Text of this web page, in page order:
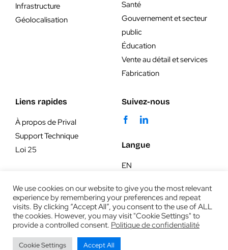
Infrastructure
Géolocalisation
Santé
Gouvernement et secteur
public
Éducation
Vente au détail et services
Fabrication
Liens rapides
À propos de Prival
Support Technique
Loi 25
Suivez-nous
Langue
EN
rights reserved
We use cookies on our website to give you the most relevant
experience by remembering your preferences and repeat
visits. By clicking “Accept All”, you consent to the use of ALL
the cookies. However, you may visit "Cookie Settings" to
provide a controlled consent. Politique de confidentialité
Cookie Settings Accept All